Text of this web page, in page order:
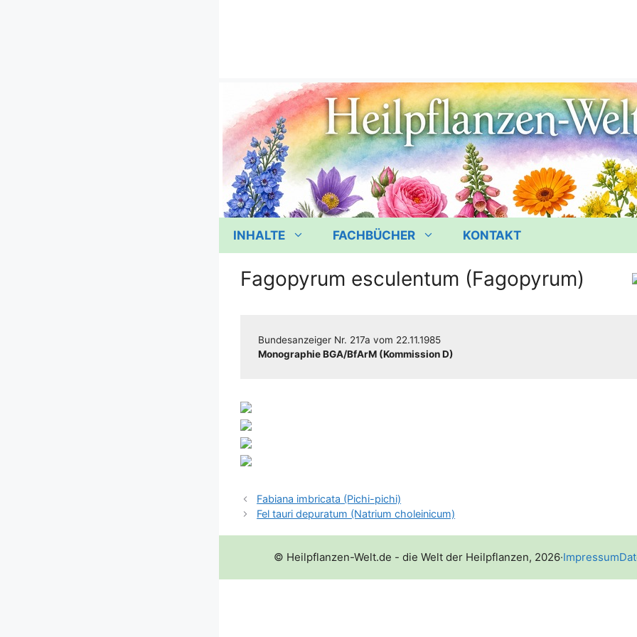
INHALTE FACHBÜCHER KONTAKT
Fagopyrum esculentum (Fagopyrum)
Bun­des­an­zei­ger Nr. 217a vom 22.11.1985
Mono­gra­phie BGA/​​BfArM (Kom­mis­si­on D)
Fabiana imbricata (Pichi-pichi)
Fel tauri depuratum (Natrium choleinicum)
© Heilpflanzen-Welt.de - die Welt der Heilpflanzen, 2026·Impressum